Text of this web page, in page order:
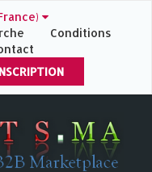
Conditions